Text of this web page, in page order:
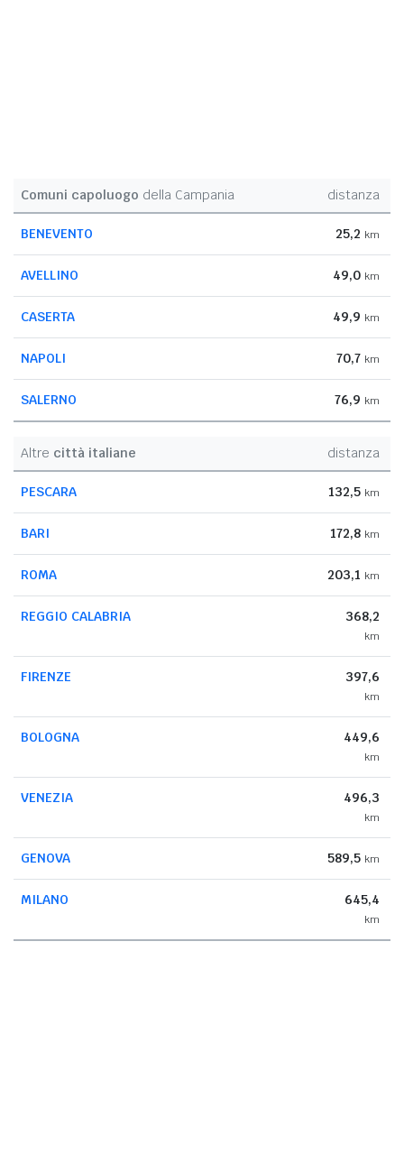
Comuni capoluogo della Campania distanza
BENEVENTO 25,2 km
AVELLINO 49,0 km
CASERTA 49,9 km
NAPOLI 70,7 km
SALERNO 76,9 km
Altre città italiane distanza
PESCARA 132,5 km
BARI 172,8 km
ROMA 203,1 km
REGGIO CALABRIA 368,2
km
FIRENZE 397,6
km
BOLOGNA 449,6
km
VENEZIA 496,3
km
GENOVA 589,5 km
MILANO 645,4
km